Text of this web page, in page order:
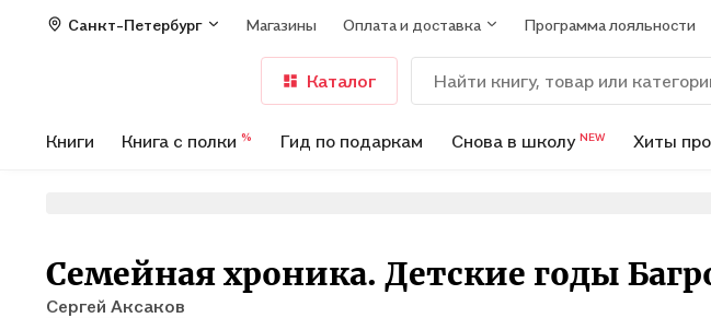
Санкт-Петербург Магазины Оплата и доставка Программа лояльности
Каталог
Книги Книга с полки % Гид по подаркам Снова в школу NEW Хиты
Семейная хроника. Детские годы
Сергей Аксаков